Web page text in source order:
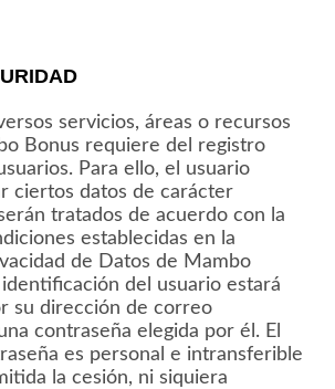
servicios, áreas o recursos
Bonus requiere del registro
Para ello, el usuario
ciertos datos de carácter
tratados de acuerdo con la
establecidas en la
de Datos de Mambo
identificación del usuario estará
su dirección de correo
contraseña elegida por él. El
es personal e intransferible
la cesión, ni siquiera